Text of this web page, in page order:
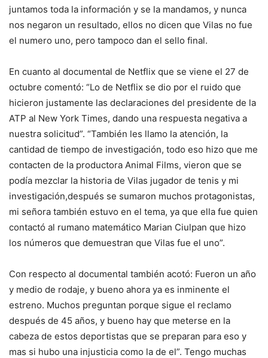
juntamos toda la información y se la mandamos, y nunca
nos negaron un resultado, ellos no dicen que Vilas no fue
el numero uno, pero tampoco dan el sello final.
En cuanto al documental de Netflix que se viene el 27 de
octubre comentó: “Lo de Netflix se dio por el ruido que
hicieron justamente las declaraciones del presidente de la
ATP al New York Times, dando una respuesta negativa a
nuestra solicitud”. “También les llamo la atención, la
cantidad de tiempo de investigación, todo eso hizo que me
contacten de la productora Animal Films, vieron que se
podía mezclar la historia de Vilas jugador de tenis y mi
investigación,después se sumaron muchos protagonistas,
mi señora también estuvo en el tema, ya que ella fue quien
contactó al rumano matemático Marian Ciulpan que hizo
los números que demuestran que Vilas fue el uno”.
Con respecto al documental también acotó: Fueron un año
y medio de rodaje, y bueno ahora ya es inminente el
estreno. Muchos preguntan porque sigue el reclamo
después de 45 años, y bueno hay que meterse en la
cabeza de estos deportistas que se preparan para eso y
mas si hubo una injusticia como la de el”. Tengo muchas